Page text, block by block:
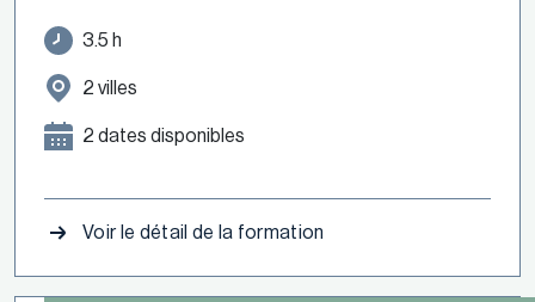
3.5 h
2 villes
2 dates disponibles
Voir le détail de la formation